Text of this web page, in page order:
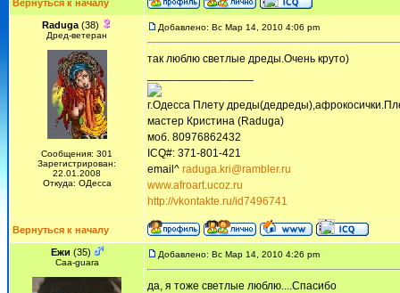
Вернуться к началу
Raduga (38)
Дред-ветеран
Сообщения: 301
Зарегистрирован:
22.01.2008
Откуда: ОДесса
Добавлено: Вс Мар 14, 2010 4:06 pm
так люблю светлые дреды.Очень круто)
г.Одесса Плету
мастер Кристина (Raduga)
моб. 80976862432
ICQ#: 371-801-421
email^ raduga.kri@rambler.ru
www.afroart.ucoz.ru
http://vkontakte.ru/id7496741
Вернуться к началу
Ежи (35)
Сaa-guara
Добавлено: Вс Мар 14, 2010 4:26 pm
да, я тоже светлые люблю....Спасибо